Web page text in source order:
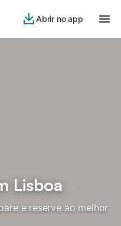
Abrir no app
Lisboa
e reserve ao melhor